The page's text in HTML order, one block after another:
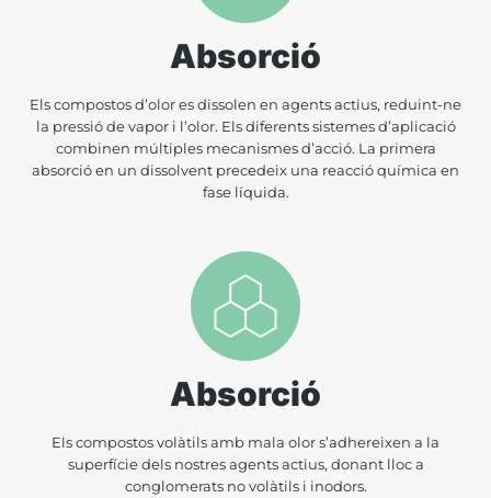
Absorció
Els compostos d’olor es dissolen en agents actius, reduint-ne
la pressió de vapor i l’olor. Els diferents sistemes d’aplicació
combinen múltiples mecanismes d’acció. La primera
absorció en un dissolvent precedeix una reacció química en
fase líquida.
Absorció
Els compostos volàtils amb mala olor s’adhereixen a la
superfície dels nostres agents actius, donant lloc a
conglomerats no volàtils i inodors.